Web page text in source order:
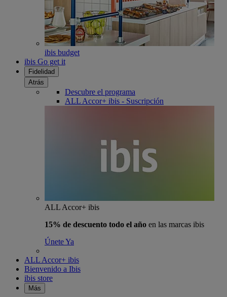
ibis budget
ibis Go get it
Fidelidad
Atrás
Descubre el programa
ALL Accor+ ibis - Suscripción
ALL Accor+ ibis
15% de descuento todo el año en las marcas ibis
Únete Ya
ALL Accor+ ibis
Bienvenido a Ibis
ibis store
Más